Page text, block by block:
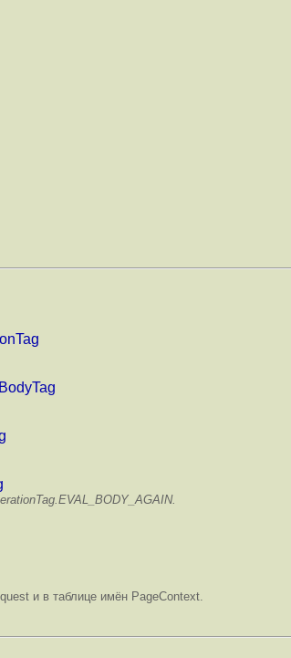
BodyTag
и в таблице имён PageContext.